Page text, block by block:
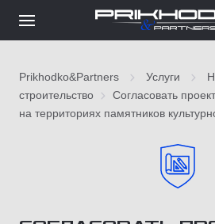
Prikhodko&Partners Услуги
строительство
Согласовать
на территориях памятников